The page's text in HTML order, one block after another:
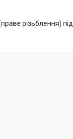
різьблення)